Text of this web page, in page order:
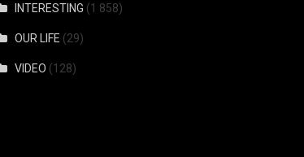
INTERESTING (1 858)
OUR LIFE (29)
VIDEO (128)